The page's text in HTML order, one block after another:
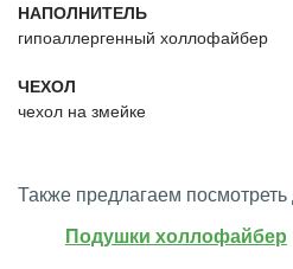
НАПОЛНИТЕЛЬ
гипоаллергенный холлофайбер
ЧЕХОЛ
чехол на змейке
Также предлагаем посмотреть
Подушки холлофайбер